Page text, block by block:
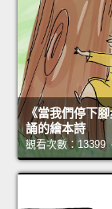
《當我們停下
誦的繪本詩
觀看次數：13399